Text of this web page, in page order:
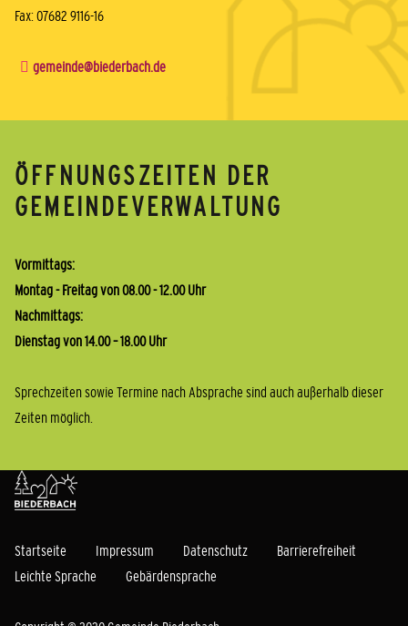
Fax: 07682 9116-16
gemeinde@biederbach.de
ÖFFNUNGSZEITEN DER
GEMEINDEVERWALTUNG
Vormittags:
Montag - Freitag von 08.00 - 12.00 Uhr
Nachmittags:
Dienstag von 14.00 – 18.00 Uhr
Sprechzeiten sowie Termine nach Absprache sind auch außerhalb dieser
Zeiten möglich.
Startseite Impressum Datenschutz
Barrierefreiheit
Leichte Sprache
Gebärdensprache